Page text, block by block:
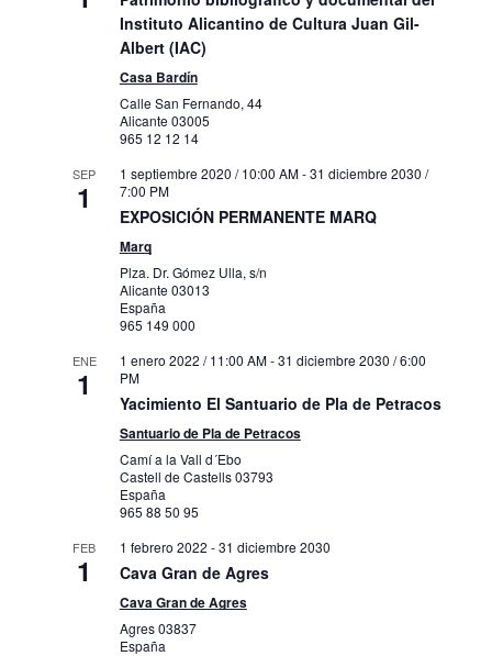
Muboma Carrer Alcassares, Alcoy
23
Exposición Permanente. El siglo XIX. La
colección a la luz
31 marzo 2022 / 10:00 AM
2030 / 8:00 PM
MAR
23
9 febrero 2023 / 8:00 AM-31 marzo 2023
/ 7:00 PM
Marq
MAR
23
23 febrero 2023 / 8:00 AM
MAR
23
MARQ pieza a pieza
28 febrero 2023 / 8:00 AM
2023 / 5:00 PM
Marq
23
MARQ pieza a pieza
5:00 PM
Marq
Instituto Alicantino de Cultura Juan Gil-
Albert (IAC)
Casa Bardín
Calle San Fernando, 44
Alicante 03005
965 12 12 14
SEP
1
1 septiembre 2020 / 10:00 AM-31 diciembre 2030 /
7:00 PM
EXPOSICIÓN PERMANENTE MARQ
Marq
Plza. Dr. Gómez Ulla, s/n
Alicante 03013
España
965 149 000
ENE
1
1 enero 2022 / 11:00 AM-31 diciembre 2030 / 6:00
PM
Yacimiento El Santuario de Pla de Petracos
Santuario de Pla de Petracos
Camí a la Vall d´Ebo
Castell de Castells03793
España
965 88 50 95
FEB
1
1 febrero 2022 -31 diciembre 2030
Cava Gran de Agres
Cava Gran de Agres
Agres03837
España